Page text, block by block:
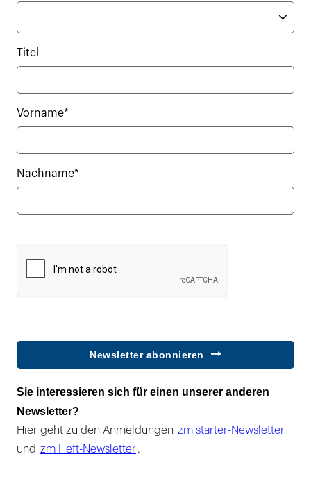
Titel
Vorname*
Nachname*
Newsletter abonnieren
Sie interessieren sich für einen unserer anderen
Newsletter?
Hier geht zu den Anmeldungen zm starter-Newsletter
und zm Heft-Newsletter .